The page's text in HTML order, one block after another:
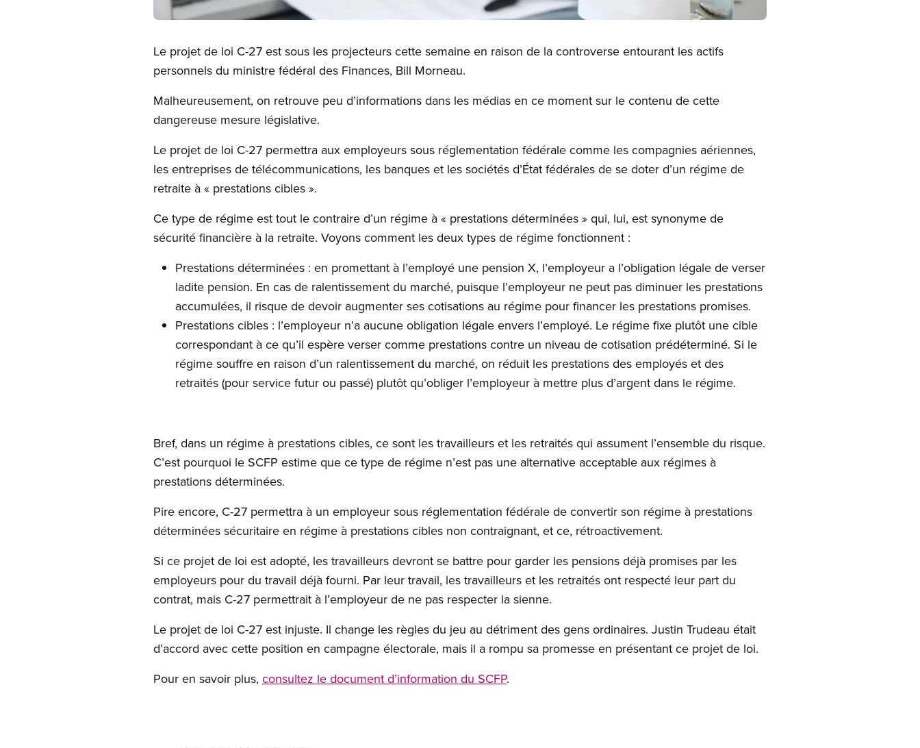
Le projet de loi C-27 est sous les projecteurs cette semaine en raison de la controverse entourant les actifs
personnels du ministre fédéral des Finances, Bill Morneau.
Malheureusement, on retrouve peu d’informations dans les médias en ce moment sur le contenu de cette
dangereuse mesure législative.
Le projet de loi C-27 permettra aux employeurs sous réglementation fédérale comme les compagnies aériennes,
les entreprises de télécommunications, les banques et les sociétés d’État fédérales de se doter d’un régime de
retraite à « prestations cibles ».
Ce type de régime est tout le contraire d’un régime à « prestations déterminées » qui, lui, est synonyme de
sécurité financière à la retraite. Voyons comment les deux types de régime fonctionnent :
Prestations déterminées : en promettant à l’employé une pension X, l’employeur a l’obligation légale de verser
ladite pension. En cas de ralentissement du marché, puisque l’employeur ne peut pas diminuer les prestations
accumulées, il risque de devoir augmenter ses cotisations au régime pour financer les prestations promises.
Prestations cibles : l’employeur n’a aucune obligation légale envers l’employé. Le régime fixe plutôt une cible
correspondant à ce qu’il espère verser comme prestations contre un niveau de cotisation prédéterminé. Si le
régime souffre en raison d’un ralentissement du marché, on réduit les prestations des employés et des
retraités (pour service futur ou passé) plutôt qu’obliger l’employeur à mettre plus d’argent dans le régime.
Bref, dans un régime à prestations cibles, ce sont les travailleurs et les retraités qui assument l’ensemble du risque.
C’est pourquoi le SCFP estime que ce type de régime n’est pas une alternative acceptable aux régimes à
prestations déterminées.
Pire encore, C-27 permettra à un employeur sous réglementation fédérale de convertir son régime à prestations
déterminées sécuritaire en régime à prestations cibles non contraignant, et ce, rétroactivement.
Si ce projet de loi est adopté, les travailleurs devront se battre pour garder les pensions déjà promises par les
employeurs pour du travail déjà fourni. Par leur travail, les travailleurs et les retraités ont respecté leur part du
contrat, mais C-27 permettrait à l’employeur de ne pas respecter la sienne.
Le projet de loi C-27 est injuste. Il change les règles du jeu au détriment des gens ordinaires. Justin Trudeau était
d’accord avec cette position en campagne électorale, mais il a rompu sa promesse en présentant ce projet de loi.
Pour en savoir plus, consultez le document d’information du SCFP.